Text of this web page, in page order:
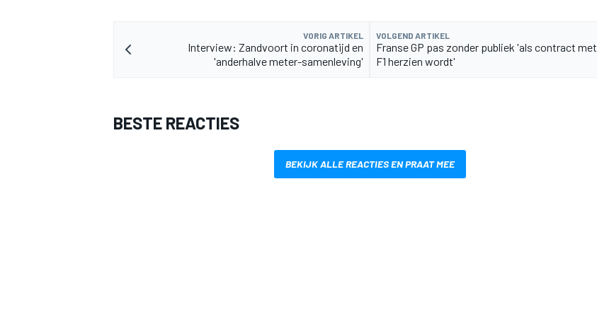
VORIG ARTIKEL
Interview: Zandvoort in coronatijd en
'anderhalve meter-samenleving'
VOLGEND ARTIKEL
Franse GP pas zonder publiek 'als contract met
F1 herzien wordt'
BESTE REACTIES
BEKIJK ALLE REACTIES EN PRAAT MEE